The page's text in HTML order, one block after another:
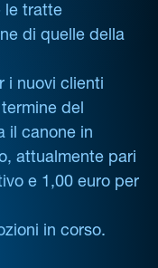
le tratte
di quelle della
i nuovi clienti
del
il canone in
attualmente pari
e 1,00 euro per
in corso.